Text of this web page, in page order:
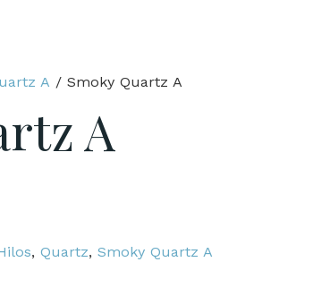
A / Smoky Quartz A
A
,Quartz,Smoky Quartz A